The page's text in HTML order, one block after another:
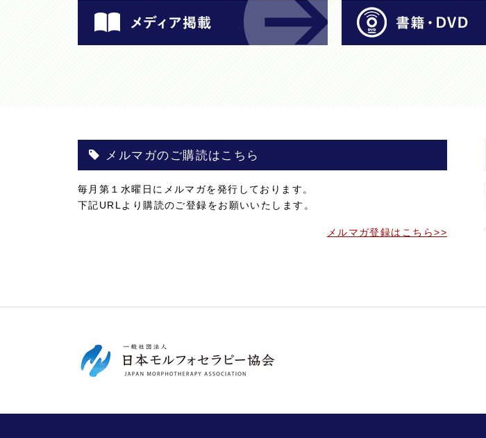
メルマガのご購読はこちら
毎月第１水曜日にメルマガを発行しております。
下記URLより購読のご登録をお願いいたします。
メルマガ登録はこちら>>